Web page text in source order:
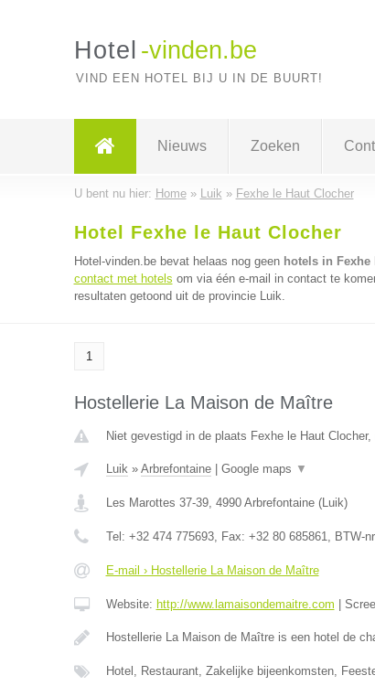
Hotel -vinden.be
VIND EEN HOTEL BIJ U IN DE BUURT!
Nieuws Zoeken
U bent nu hier: Home» Luik » Fexhe le Haut Clocher
Hotel Fexhe le Haut Clocher
Hotel-vinden.be bevat helaas nog geen hotels in Fexhe
contact met hotels om via één e-mail in contact te
resultaten getoond uit de provincie Luik.
1
Hostellerie La Maison de Maître
Niet gevestigd in de plaats Fexhe le Haut
Luik» Arbrefontaine| Google maps ▼
Les Marottes 37-39, 4990 Arbrefontaine(Luik)
Tel: +32 474 775693, Fax: +32 80 685861, BTW-
E-mail › Hostellerie La Maison de Maître
Website: http://www.lamaisondemaitre.com
Hostellerie La Maison de Maître is een hotel de
Hotel, Restaurant, Zakelijke bijeenkomsten,